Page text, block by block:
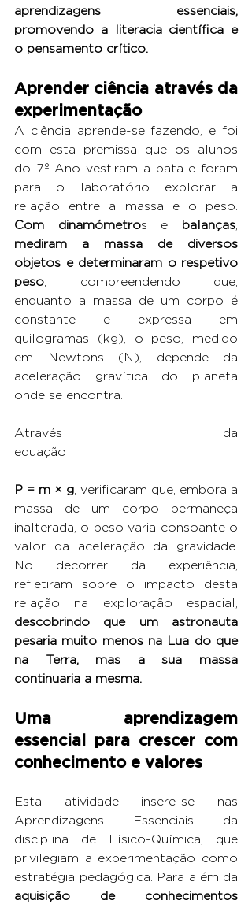
aprendizagens essenciais,
promovendo a literacia científica e
o pensamento crítico.
Aprender ciência através da
experimentação
A ciência aprende-se fazendo, e foi
com esta premissa que os alunos
do 7.º Ano vestiram a bata e foram
para o laboratório explorar a
Com dinamómetros e balanças
mediram a massa de diversos
objetos e determinaram o respetivo
peso, compreendendo que,
enquanto a massa de um corpo é
constante e expressa em
quilogramas (kg), o peso, medido
em Newtons (N), depende da
aceleração gravítica do planeta
onde se encontra.
Através da
equação
P = m × g, verificaram que, embora a
massa de um corpo permaneça
inalterada, o peso varia consoante o
valor da aceleração da gravidade.
No decorrer da experiência,
refletiram sobre o impacto desta
relação na exploração espacial,
descobrindo que um astronauta
pesaria muito menos na Lua do que
na Terra, mas a sua massa
continuaria a mesma.
Uma aprendizagem
essencial para crescer com
conhecimento e valores
Esta atividade insere-se nas
Aprendizagens Essenciais da
disciplina de Físico-Química, que
privilegiam a experimentação como
aquisição de conhecimentos